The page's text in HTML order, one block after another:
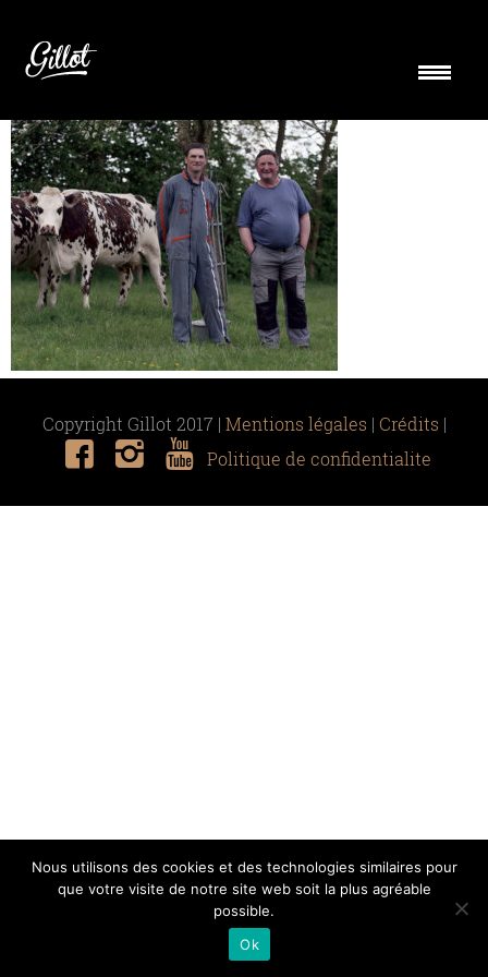
Copyright Gillot 2017 | Mentions légales | Crédits |
Politique de confidentialite
Nous utilisons des cookies et des technologies similaires pour
que votre visite de notre site web soit la plus agréable
possible.
Ok